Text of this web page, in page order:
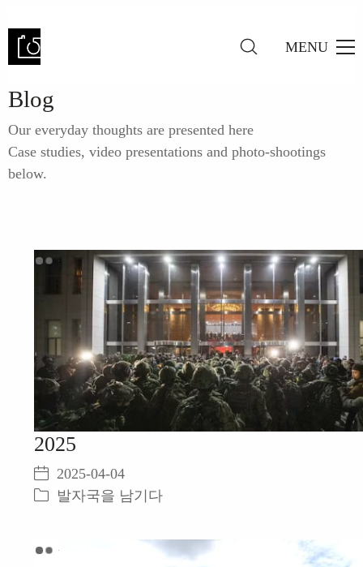
MENU
Blog
Our everyday thoughts are presented here
Case studies, video presentations and photo-shootings
below.
2025
2025-04-04
발자국을 남기다